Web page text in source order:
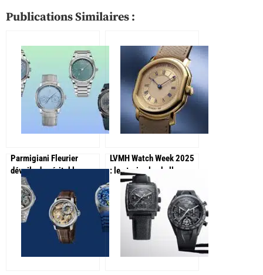
Publications Similaires :
Parmigiani Fleurier
dévoile de véritables
chefs-d’œuvre à
W&W2025 !
LVMH Watch Week 2025
: les trois plus belles
nouveautés !